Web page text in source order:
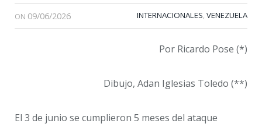
ON 09/06/2026 INTERNACIONALES, VENEZUELA
Por Ricardo Pose (*)
Dibujo, Adan Iglesias Toledo (**)
El 3 de junio se cumplieron 5 meses del ataque